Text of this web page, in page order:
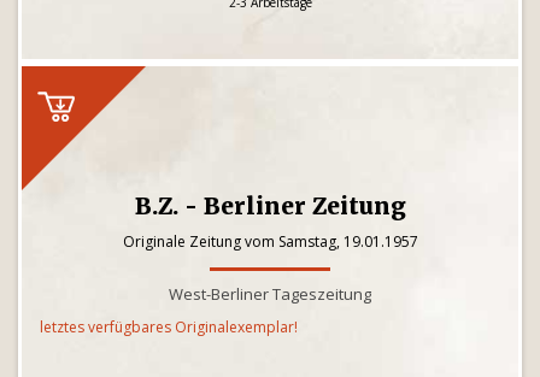
B.Z. - Berliner Zeitung
Originale Zeitung vom Samstag, 19.01.1957
West-Berliner Tageszeitung
letztes verfügbares Originalexemplar!